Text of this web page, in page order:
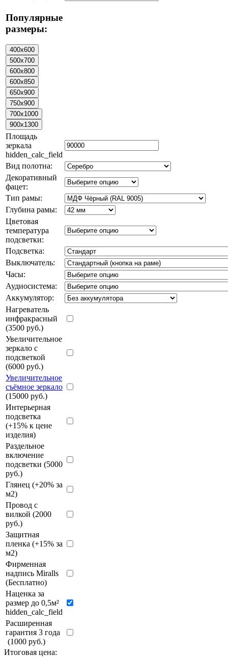
Популярные
размеры:
Площадь
зеркала
hidden_calc_field
Вид полотна:
Декоративный
фацет:
Тип рамы:
Глубина рамы:
Цветовая
температура
подсветки:
Подсветка:
Выключатель:
Часы:
Аудиосистема:
Аккумулятор:
Нагреватель
инфракрасный
(3500 руб.)
Увеличительное
зеркало с
подсветкой
(6000 руб.)
Увеличительное
съёмное зеркало
(15000 руб.)
Интерьерная
подсветка
(+15% к цене
изделия)
Раздельное
включение
подсветки (5000
руб.)
Глянец (+20% за
м2)
Провод с
вилкой (2000
руб.)
Защитная
пленка (+15% за
м2)
Фирменная
надпись Miralls
(Бесплатно)
Наценка за
размер до 0,5м²
hidden_calc_field
Расширенная
гарантия 3 года
(1000 руб.)
Итоговая цена: